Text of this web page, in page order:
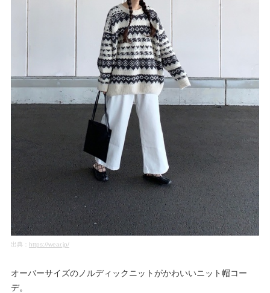
出典： https://wear.jp/
オーバーサイズのノルディックニットがかわいいニット帽コー
デ。